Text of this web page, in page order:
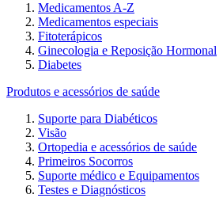
Medicamentos A-Z
Medicamentos especiais
Fitoterápicos
Ginecologia e Reposição Hormonal
Diabetes
Produtos e acessórios de saúde
Suporte para Diabéticos
Visão
Ortopedia e acessórios de saúde
Primeiros Socorros
Suporte médico e Equipamentos
Testes e Diagnósticos